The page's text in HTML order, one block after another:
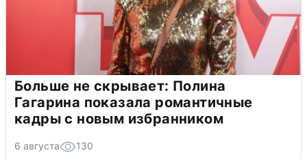
Больше не скрывает: Полина
Гагарина показала романтичные
кадры с новым избранником
6 августа 130